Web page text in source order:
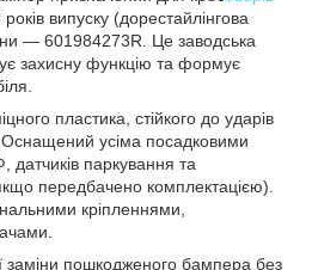
випуску (дорестайлінгова
— 601984273R. Це заводська
захисну функцію та формує
пластика, стійкого до ударів
усіма посадковими
паркування та
передбачено комплектацією).
кріпленнями,
заміни пошкодженого бампера без